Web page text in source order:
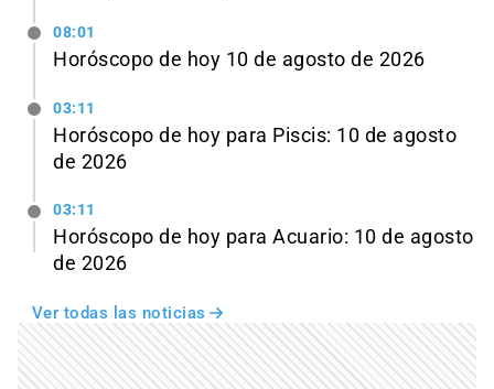
08:01
Horóscopo de hoy 10 de agosto de 2026
03:11
Horóscopo de hoy para Piscis: 10 de agosto
de 2026
03:11
Horóscopo de hoy para Acuario: 10 de agosto
de 2026
Ver todas las noticias